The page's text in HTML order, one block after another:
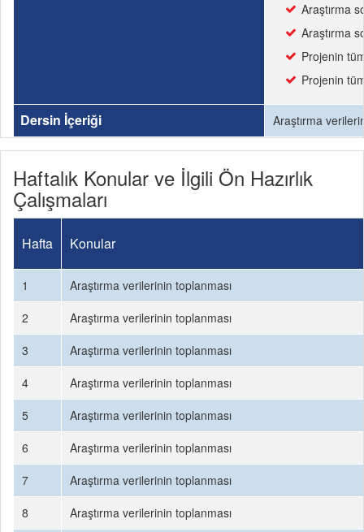
Araştırma
Araştırma
Projenin
Projenin
Dersin İçeriği Araştırma
Haftalık Konular ve İlgili Ön Hazırlık
Çalışmaları
Hafta Konular
1
Araştırma verilerinin toplanması
2
Araştırma verilerinin toplanması
3
Araştırma verilerinin toplanması
4
Araştırma verilerinin toplanması
5
Araştırma verilerinin toplanması
6
Araştırma verilerinin toplanması
7
Araştırma verilerinin toplanması
8
Araştırma verilerinin toplanması